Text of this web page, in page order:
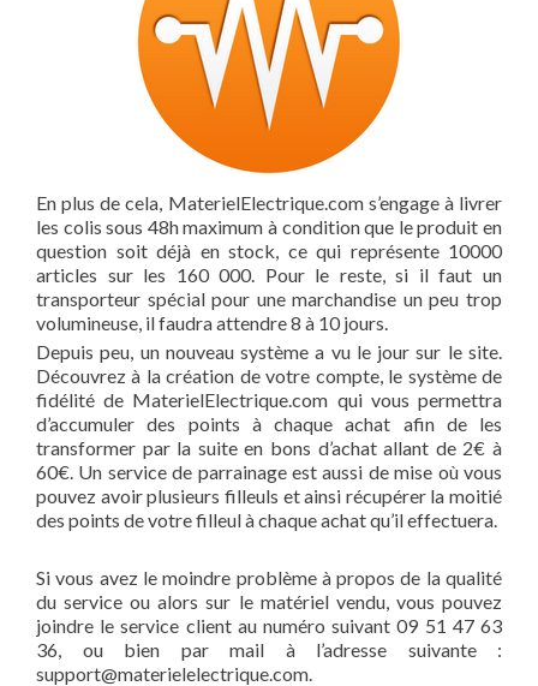
En plus de cela, MaterielElectrique.com s’engage à livrer
les colis sous 48h maximum à condition que le produit en
question soit déjà en stock, ce qui représente 10000
articles sur les 160 000. Pour le reste, si il faut un
transporteur spécial pour une marchandise un peu trop
volumineuse, il faudra attendre 8 à 10 jours.
Depuis peu, un nouveau système a vu le jour sur le site.
Découvrez à la création de votre compte, le système de
fidélité de MaterielElectrique.com qui vous permettra
d’accumuler des points à chaque achat afin de les
transformer par la suite en bons d’achat allant de 2€ à
60€. Un service de parrainage est aussi de mise où vous
pouvez avoir plusieurs filleuls et ainsi récupérer la moitié
des points de votre filleul à chaque achat qu’il effectuera.
Si vous avez le moindre problème à propos de la qualité
du service ou alors sur le matériel vendu, vous pouvez
joindre le service client au numéro suivant 09 51 47 63
36, ou bien par mail à l’adresse suivante :
support@materielelectrique.com.